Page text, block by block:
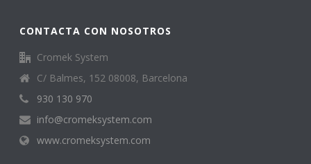
CONTACTA CON NOSOTROS
Cromek System
C/ Balmes, 152 08008, Barcelona
930 130 970
info@cromeksystem.com
www.cromeksystem.com